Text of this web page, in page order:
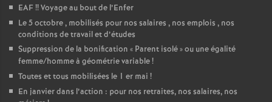
EAF!! Voyage au bout de l’Enfer
Le 5 octobre , mobilisés pour nos salaires , nos emplois , nos
conditions de travail et d’études
Suppression de la bonification « Parent isolé» ou une égalité
femme/homme à géométrie variable!
Toutes et tous mobilisées le 1 er mai !
En janvier dans l’action : pour nos retraites, nos salaires, nos